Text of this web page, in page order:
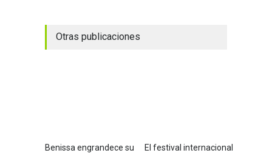
Otras publicaciones
Benissa engrandece su
El festival internacional